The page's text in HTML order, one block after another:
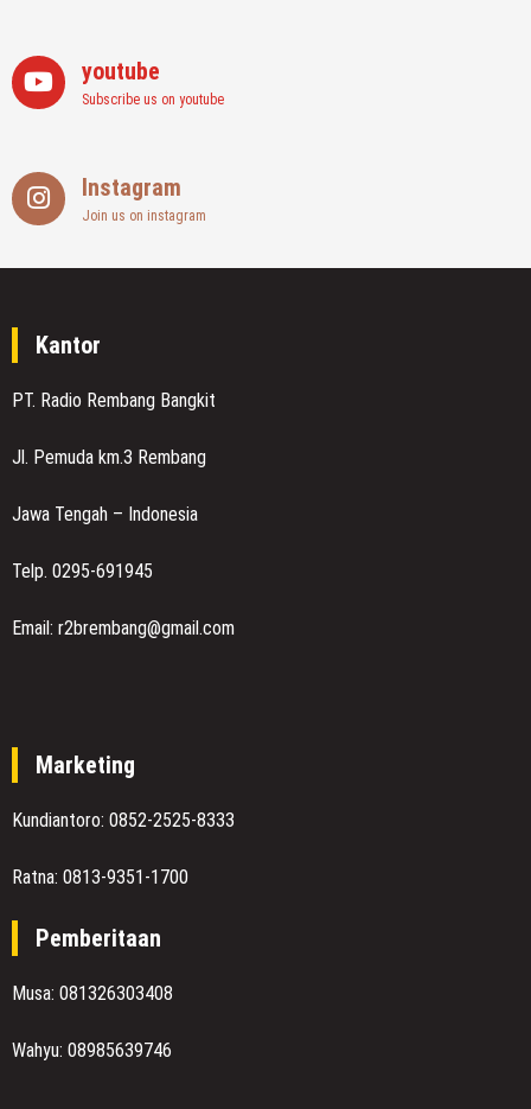
youtube
Subscribe us on youtube
Instagram
Join us on instagram
Kantor
PT. Radio Rembang Bangkit
Jl. Pemuda km.3 Rembang
Jawa Tengah – Indonesia
Telp. 0295-691945
Email: r2brembang@gmail.com
Marketing
Kundiantoro: 0852-2525-8333
Ratna: 0813-9351-1700
Pemberitaan
Musa: 081326303408
Wahyu: 08985639746